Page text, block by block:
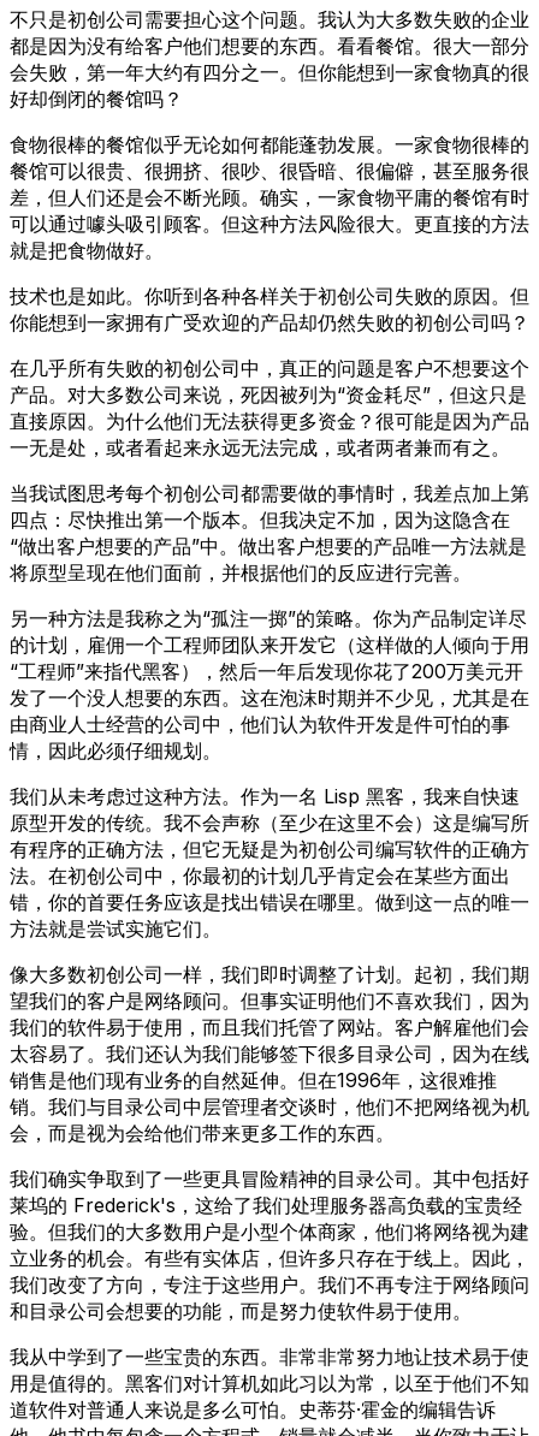
不只是初创公司需要担心这个问题。我认为大多数失败的企业
都是因为没有给客户他们想要的东西。看看餐馆。很大一部分
会失败，第一年大约有四分之一。但你能想到一家食物真的很
好却倒闭的餐馆吗？
食物很棒的餐馆似乎无论如何都能蓬勃发展。一家食物很棒的
餐馆可以很贵、很拥挤、很吵、很昏暗、很偏僻，甚至服务很
差，但人们还是会不断光顾。确实，一家食物平庸的餐馆有时
可以通过噱头吸引顾客。但这种方法风险很大。更直接的方法
就是把食物做好。
技术也是如此。你听到各种各样关于初创公司失败的原因。但
你能想到一家拥有广受欢迎的产品却仍然失败的初创公司吗？
在几乎所有失败的初创公司中，真正的问题是客户不想要这个
产品。对大多数公司来说，死因被列为“资金耗尽”，但这只是
直接原因。为什么他们无法获得更多资金？很可能是因为产品
一无是处，或者看起来永远无法完成，或者两者兼而有之。
当我试图思考每个初创公司都需要做的事情时，我差点加上第
四点：尽快推出第一个版本。但我决定不加，因为这隐含在
“做出客户想要的产品”中。做出客户想要的产品唯一方法就是
将原型呈现在他们面前，并根据他们的反应进行完善。
另一种方法是我称之为“孤注一掷”的策略。你为产品制定详尽
的计划，雇佣一个工程师团队来开发它（这样做的人倾向于用
“工程师”来指代黑客），然后一年后发现你花了200万美元开
发了一个没人想要的东西。这在泡沫时期并不少见，尤其是在
由商业人士经营的公司中，他们认为软件开发是件可怕的事
情，因此必须仔细规划。
我们从未考虑过这种方法。作为一名 Lisp 黑客，我来自快速
原型开发的传统。我不会声称（至少在这里不会）这是编写所
有程序的正确方法，但它无疑是为初创公司编写软件的正确方
法。在初创公司中，你最初的计划几乎肯定会在某些方面出
错，你的首要任务应该是找出错误在哪里。做到这一点的唯一
方法就是尝试实施它们。
像大多数初创公司一样，我们即时调整了计划。起初，我们期
望我们的客户是网络顾问。但事实证明他们不喜欢我们，因为
我们的软件易于使用，而且我们托管了网站。客户解雇他们会
太容易了。我们还认为我们能够签下很多目录公司，因为在线
销售是他们现有业务的自然延伸。但在1996年，这很难推
销。我们与目录公司中层管理者交谈时，他们不把网络视为机
会，而是视为会给他们带来更多工作的东西。
我们确实争取到了一些更具冒险精神的目录公司。其中包括好
莱坞的 Frederick's，这给了我们处理服务器高负载的宝贵经
验。但我们的大多数用户是小型个体商家，他们将网络视为建
立业务的机会。有些有实体店，但许多只存在于线上。因此，
我们改变了方向，专注于这些用户。我们不再专注于网络顾问
和目录公司会想要的功能，而是努力使软件易于使用。
我从中学到了一些宝贵的东西。非常非常努力地让技术易于使
用是值得的。黑客们对计算机如此习以为常，以至于他们不知
道软件对普通人来说是多么可怕。史蒂芬·霍金的编辑告诉